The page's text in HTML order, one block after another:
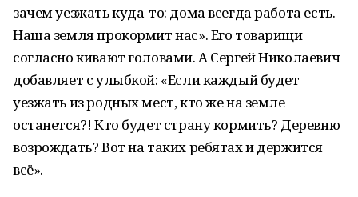
зачем уезжать куда-то: дома всегда работа есть.
Наша земля прокормит нас». Его товарищи
согласно кивают головами. А Сергей Николаевич
добавляет с улыбкой: «Если каждый будет
уезжать из родных мест, кто же на земле
останется?! Кто будет страну кормить? Деревню
возрождать? Вот на таких ребятах и держится
всё».